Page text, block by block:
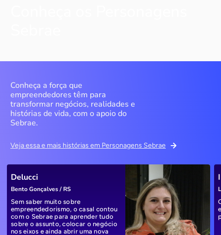
Conheça a força que
empreendedores têm para
transformar negócios, realidades e
histórias de vida, com o apoio do
Sebrae.
Veja essa e mais histórias em Personagens Sebrae
Delucci
Bento Gonçalves / RS
Sem saber muito sobre
empreendedorismo, o casal contou
com o Sebrae para aprender tudo
sobre o assunto, colocar o negócio
nos eixos e ainda abrir uma nova